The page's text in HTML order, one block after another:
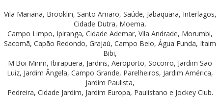
Vila Mariana, Brooklin, Santo Amaro, Saúde, Jabaquara, Interlagos,
Cidade Dutra, Moema,
Campo Limpo, Ipiranga, Cidade Ademar, Vila Andrade, Morumbi,
Sacomã, Capão Redondo, Grajaú, Campo Belo, Água Funda, Itaim
Bibi,
M'Boi Mirim, Ibirapuera, Jardins, Aeroporto, Socorro, Jardim São
Luiz, Jardim Ângela, Campo Grande, Parelheiros, Jardim América,
Jardim Paulista,
Pedreira, Cidade Jardim, Jardim Europa, Paulistano e Jockey Club.